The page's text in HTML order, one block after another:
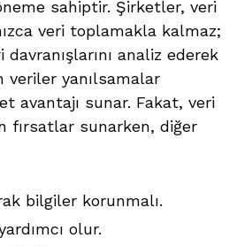
sahiptir. Şirketler, veri
veri toplamakla kalmaz;
analiz ederek
veriler yanılsamalar
avantajı sunar. Fakat, veri
fırsatlar sunarken, diğer
bilgiler korunmalı.
olur.